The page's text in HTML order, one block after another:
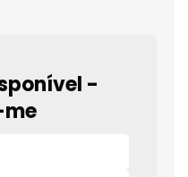
-